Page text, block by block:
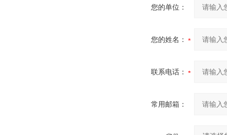
您的单位：
您的姓名：
联系电话：
常用邮箱：